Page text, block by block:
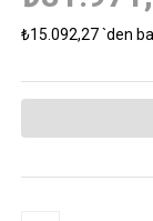
₺15.092,27`den